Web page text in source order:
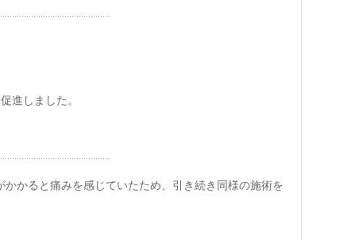
進しました。
かると痛みを感じていたため、引き続き同様の施術を